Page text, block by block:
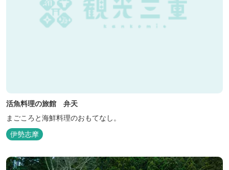
活魚料理の旅館 弁天
まごころと海鮮料理のおもてなし。
伊勢志摩